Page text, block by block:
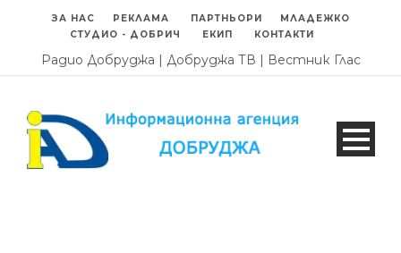
ЗА НАС РЕКЛАМА ПАРТНЬОРИ
МЛАДЕЖКО
СТУДИО - ДОБРИЧ
ЕКИП КОНТАКТИ
Радио Добруджа | Добруджа ТВ | Вестник Глас